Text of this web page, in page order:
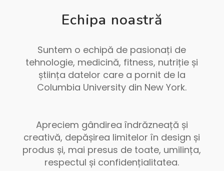
Echipa noastră
Suntem o echipă de pasionați de
tehnologie, medicină, fitness, nutriție și
știința datelor care a pornit de la
Columbia University din New York.
Apreciem gândirea îndrăzneață și
creativă, depășirea limitelor în design și
produs și, mai presus de toate, umilința,
respectul și confidențialitatea.